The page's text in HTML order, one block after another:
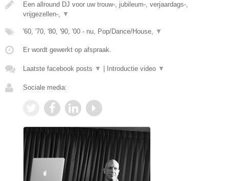
Een allround DJ voor uw trouw-, jubileum-, verjaardags-,
vrijgezellen-, ▼
'60, '70, '80, '90, '00 - nu, Pop/Dance/House, ▼
Er wordt gewerkt op afspraak.
Laatste facebook posts ▼ Introductie video ▼
Sociale media: